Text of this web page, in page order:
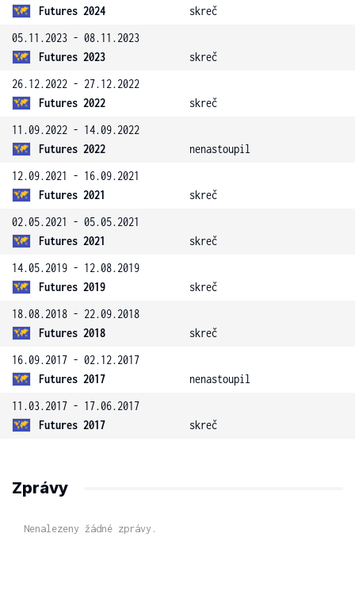
Futures 2024
skreč
05.11.2023 - 08.11.2023
Futures 2023
skreč
26.12.2022 - 27.12.2022
Futures 2022
skreč
11.09.2022 - 14.09.2022
Futures 2022
nenastoupil
12.09.2021 - 16.09.2021
Futures 2021
skreč
02.05.2021 - 05.05.2021
Futures 2021
skreč
14.05.2019 - 12.08.2019
Futures 2019
skreč
18.08.2018 - 22.09.2018
Futures 2018
skreč
16.09.2017 - 02.12.2017
Futures 2017
nenastoupil
11.03.2017 - 17.06.2017
Futures 2017
skreč
Zprávy
Nenalezeny žádné zprávy.